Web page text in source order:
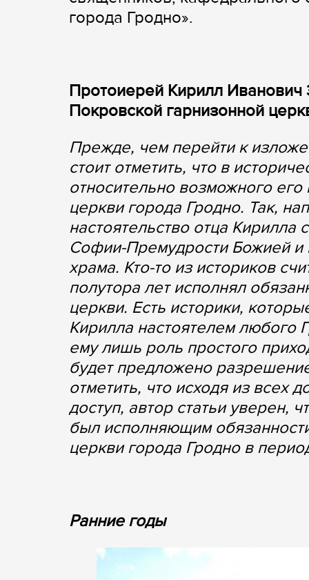
города Гродно».
Протоиерей Кирилл
Покровской гарнизонной
Прежде, чем перейти к
стоит отметить, что в
относительно возможного
церкви города Гродно. Так,
настоятельство отца
Софии-Премудрости Божией и
храма. Кто-то из историков
полутора лет исполнял
церкви. Есть историки,
Кирилла настоятелем любого
ему лишь роль простого
будет предложено
отметить, что исходя из всех
доступ, автор статьи уверен,
был исполняющим
церкви города Гродно в
Ранние годы